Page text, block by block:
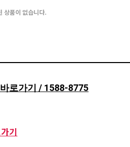
상품이 없습니다.
로가기 / 1588-8775
기